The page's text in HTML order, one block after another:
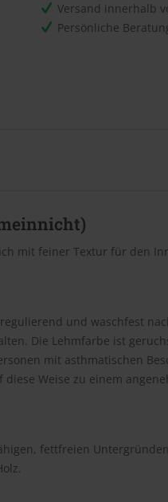
Versand innerhalb
Persönliche
mit feiner Textur für den
und waschfest
Die Lehmfarbe ist
mit asthmatischen
Weise zu einem
fettfreien